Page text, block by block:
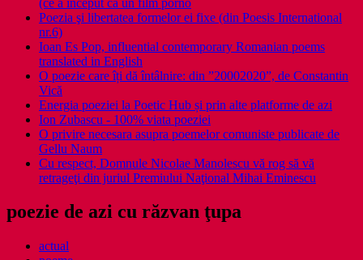
Poezia şi libertatea formelor ei fixe (din Poesis International
nr.6)
Ioan Es Pop, influential contemporary Romanian poems
translated in English
O poezie care îți dă întâlnire: din ”20002020”, de Constantin
Vică
Energia poeziei la Poetic Hub și prin alte platforme de azi
Ion Zubascu - 100% viata poeziei
O privire necesara asupra poemelor comuniste publicate de
Gellu Naum
Cu respect, Domnule Nicolae Manolescu vă rog să vă
retrageţi din juriul Premiului Naţional Mihai Eminescu
poezie de azi cu răzvan ţupa
actual